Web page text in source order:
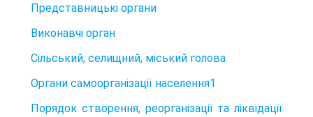
Представницькі органи
Виконавчі орган
Сільський, селищний, міський голова
Органи самоорганізації населення1
Порядок створення, реорганізації та ліквідації